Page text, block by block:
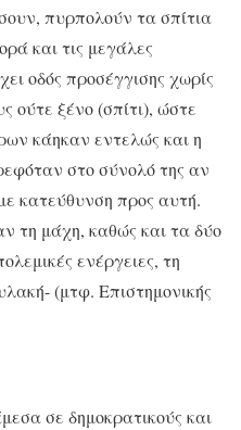
πυρπολούν τα σπίτια
και τις μεγάλες
οδός προσέγγισης χωρίς
ούτε ξένο (σπίτι), ώστε
κάηκαν εντελώς και η
στο σύνολό της αν
κατεύθυνση προς αυτή.
τη μάχη, καθώς και τα δύο
ενέργειες, τη
(μτφ. Επιστημονικής
σε δημοκρατικούς και